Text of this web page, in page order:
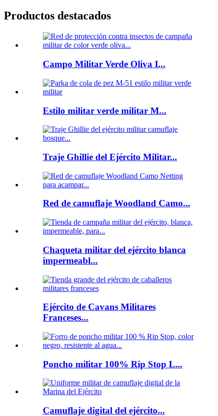
Productos destacados
Campo Militar Verde Oliva I...
Estilo militar verde militar M...
Traje Ghillie del Ejército Militar...
Red de camuflaje Woodland Camo...
Chaqueta militar del ejército blanca
impermeabl...
Ejército de Cavans Militares
Franceses...
Poncho militar 100% Rip Stop L...
Camuflaje digital del ejército...